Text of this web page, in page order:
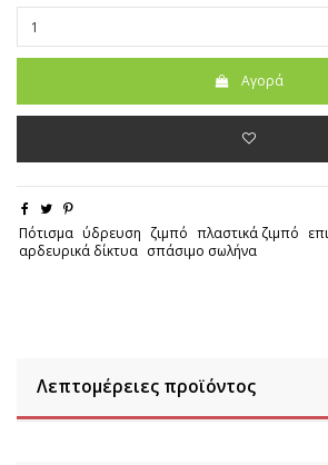
Αγορά
Πότισμα ύδρευση ζιμπό πλαστικά ζιμπό
αρδευρικά δίκτυα σπάσιμο σωλήνα
Λεπτομέρειες προϊόντος